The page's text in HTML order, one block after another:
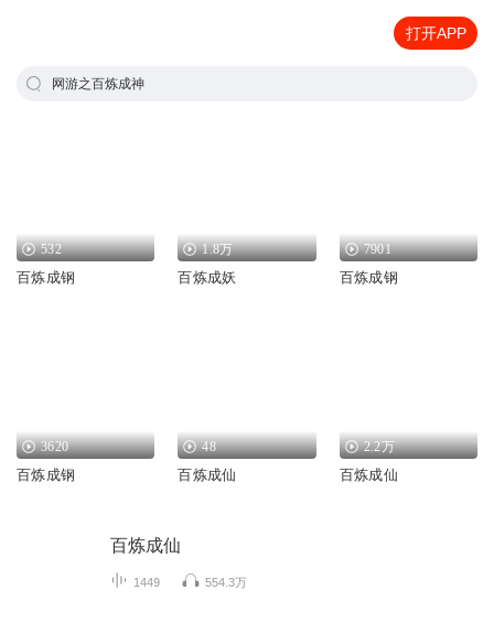
打开APP
网游之百炼成神
532
百炼成钢
1.8万
百炼成妖
7901
百炼成钢
3620
百炼成钢
48
百炼成仙
2.2万
百炼成仙
百炼成仙
1449 554.3万